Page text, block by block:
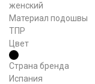
женский
Материал подошвы
ТПР
Цвет
Страна бренда
Испания